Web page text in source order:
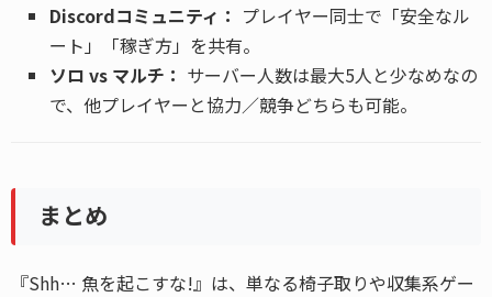
Discordコミュニティ： プレイヤー同士で「安全なル
ート」「稼ぎ方」を共有。
ソロ vs マルチ： サーバー人数は最大5人と少なめなの
で、他プレイヤーと協力／競争どちらも可能。
まとめ
『Shh… 魚を起こすな!』は、単なる椅子取りや収集系ゲー